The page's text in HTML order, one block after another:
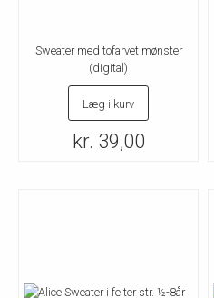
Sweater med tofarvet mønster
(digital)
Læg i kurv
kr. 39,00